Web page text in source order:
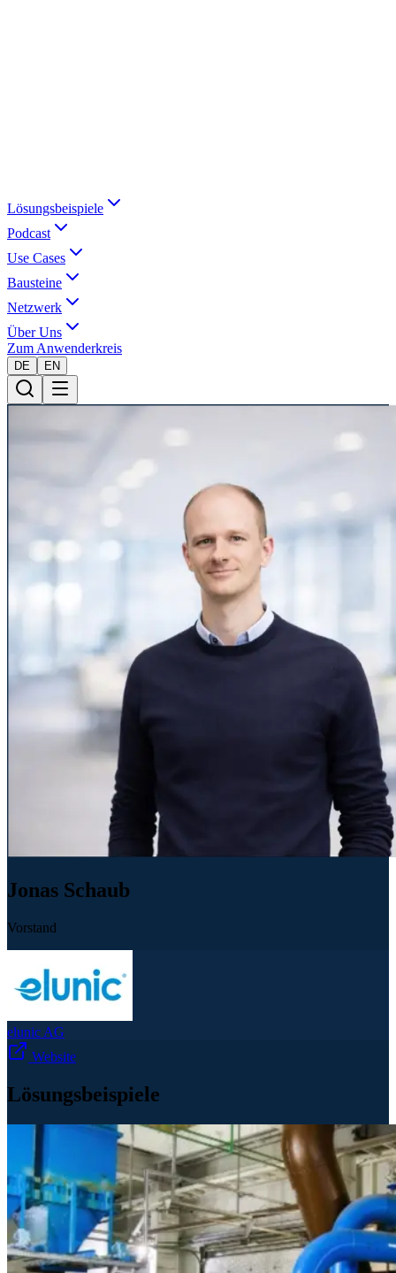
Lösungsbeispiele
Podcast
Use Cases
Bausteine
Netzwerk
Über Uns
Zum Anwenderkreis
DE EN
Jonas Schaub
Vorstand
elunic AG
Website
Lösungsbeispiele